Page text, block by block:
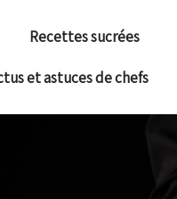
Recettes sucrées
et astuces de chefs